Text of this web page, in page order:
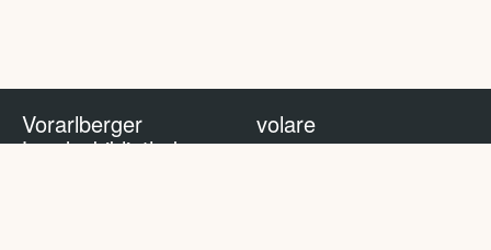
Vorarlberger
Landesbibliothek
volare